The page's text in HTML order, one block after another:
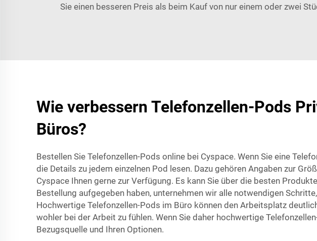
Sie einen besseren Preis als beim Kauf von nur einem oder zwei
Wie verbessern Telefonzellen-Pods
Büros?
Bestellen Sie Telefonzellen-Pods online bei Cyspace. Wenn Sie eine
die Details zu jedem einzelnen Pod lesen. Dazu gehören Angaben zur
Cyspace Ihnen gerne zur Verfügung. Es kann Sie über die besten
Bestellung aufgegeben haben, unternehmen wir alle notwendigen
Hochwertige Telefonzellen-Pods im Büro können den Arbeitsplatz
wohler bei der Arbeit zu fühlen. Wenn Sie daher hochwertige
Bezugsquelle und Ihren Optionen.